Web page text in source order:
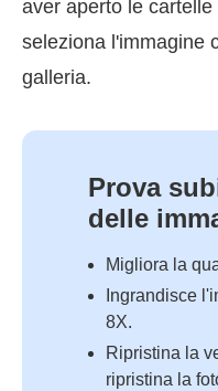
aver aperto le
seleziona l'immagine
galleria.
Prova
delle
Migliora la
Ingrandisce
8X.
Ripristina la
ripristina la